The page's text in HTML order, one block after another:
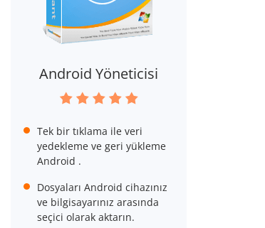
Android Yöneticisi
Tek bir tıklama ile veri
yedekleme ve geri yükleme
Android .
Dosyaları Android cihazınız
ve bilgisayarınız arasında
seçici olarak aktarın.